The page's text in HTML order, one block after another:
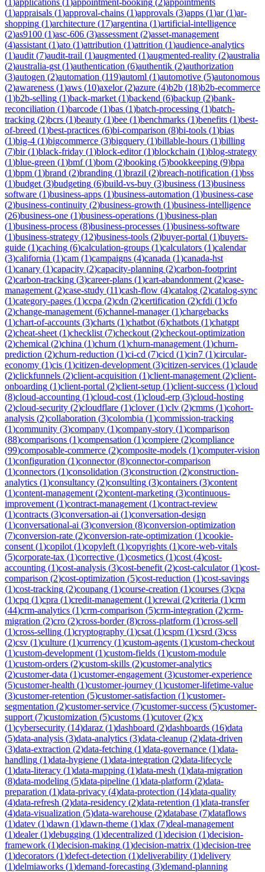
(1)appraisals (1)approval-chains (1)approvals (3)apps (1)ar(1)ar-
shopping (1)architecture (17)argentina (1)artificial-intelligence
(2)as9100 (1)asc-606 (3)assessment (2)asset-management
(4)assistant (1)ato (1)attribution (1)attrition (1)audience-analytics
(1)audit (7)audit-trail (1)augmented (1)augmented-reality (2)australia
(2)australia-gst (1)authentication (6)authentik (2)authorization
(3)autogen (2)automation (119)automl (1)automotive (5)autonomous
(2)awareness (1)aws (10)axelor(2)azure (4)b2b (18)b2b-ecommerce
(1)b2b-selling (1)back-market (1)backend (6)backup (2)bank-
reconciliation (1)barcode (1)bas (1)batch-processing (1)batch-
tracking (2)bcrs (1)beauty (1)bee (1)benchmarks (1)benefits (1)best-
of-breed (1)best-practices (6)bi-comparison (8)bi-tools (1)bias
(1)big-4 (1)bigcommerce (3)bigquery (1)billable-hours (1)billing
(7)bir(1)black-friday (1)block-editor(1)blockchain (1)blog-strategy
(1)blue-green (1)bmf(1)bom (2)booking (5)bookkeeping (9)bpa
(1)bpm (1)brand (2)branding (1)brazil (2)breach-notification (1)bss
(1)budget (3)budgeting (6)build-vs-buy (3)business (13)business
software (1)business-apps (1)business-automation (1)business-case
(2)business-continuity (2)business-growth (1)business-intelligence
(26)business-one (1)business-operations (1)business-plan
(1)business-process (8)business-processes (1)business-software
(1)business-strategy (12)business-tools (2)buyer-portal (1)buyers-
guide (1)caching (6)calculation-groups (1)calculators (1)calendar
(3)california (1)cam (1)campaigns (4)canada (1)canada-hst
(1)canary (1)capacity (2)capacity-planning (2)carbon-footprint
(2)carbon-tracking (3)career-plans (1)cart-abandonment (2)case-
management (2)case-study (11)cash-flow (4)catalog (2)catalog-sync
(1)category-pages (1)ccpa (2)cdn (2)certification (2)cfdi (1)cfo
(2)change-management (6)channel-manager(1)chargebacks
(1)chart-of-accounts (3)charts (1)chatbot (6)chatbots (1)chatgpt
(2)cheat-sheet (1)checklist (7)checkout (2)checkout-optimization
(2)chemical (2)china (1)churn (1)churn-management (1)churn-
prediction (2)churn-reduction (1)ci-cd (7)cicd (1)cin7 (1)circular-
economy (1)cis (1)citizen-development (3)citizen-services (1)claude
(2)clickfunnels (2)client-acquisition (1)client-management (2)client-
onboarding (1)client-portal (2)client-setup (1)client-success (1)cloud
(8)cloud-accounting (1)cloud-cost (1)cloud-erp (3)cloud-hosting
(2)cloud-security (2)cloudflare (1)clover(1)clv (2)cmms (1)cohort-
analysis (2)collaboration (3)colombia (1)commission-tracking
(1)community (3)company (1)company-story (1)comparison
(88)comparisons (1)compensation (1)compiere (2)compliance
(99)composable-commerce (2)composite-models (1)computer-vision
(1)configuration (1)connector(8)connector-comparison
(1)connectors (1)consolidation (3)construction (2)construction-
analytics (1)consultancy (2)consulting (3)containers (3)content
(1)content-management (2)content-marketing (3)continuous-
improvement (1)contract-management (1)contract-review
(1)contracts (3)conversation-ai (1)conversation-design
(1)conversational-ai (3)conversion (8)conversion-optimization
(7)conversion-rate (2)conversion-rate-optimization (1)cookie-
consent (1)copilot (1)copyleft (1)copyrights (1)core-web-vitals
(5)corporate-tax (1)corrective (1)cosmetics (1)cost (4)cost-
accounting (1)cost-analysis (3)cost-benefit (2)cost-calculator(1)cost-
comparison (2)cost-optimization (5)cost-reduction (1)cost-savings
(1)cost-tracking (2)coupang (1)course-creation (1)courses (3)cpa
(1)cpq (1)cpra (1)credit-management (1)crewai (2)criteria (1)crm
(44)crm-analytics (1)crm-comparison (5)crm-integration (2)crm-
migration (2)cro (2)cross-border(8)cross-platform (1)cross-sell
(1)cross-selling (1)cryptography (1)csat (1)cspm (1)csrd (3)css
(2)csv (1)culture (1)currency (1)custom-agents (1)custom-checkout
(1)custom-development (1)custom-fields (1)custom-module
(1)custom-orders (2)custom-skills (2)customer-analytics
(2)customer-data (1)customer-engagement (3)customer-experience
(5)customer-health (1)customer-journey (1)customer-lifetime-value
(3)customer-retention (5)customer-satisfaction (1)customer-
segmentation (2)customer-service (7)customer-success (5)customer-
support (7)customization (5)customs (1)cutover(2)cx
(1)cybersecurity (14)daraz (1)dashboard (2)dashboards (16)data
(5)data-analysis (3)data-analytics (3)data-cleanup (2)data-driven
(3)data-extraction (2)data-fetching (1)data-governance (1)data-
handling (1)data-hygiene (1)data-integration (2)data-lifecycle
(1)data-literacy (1)data-mapping (1)data-mesh (1)data-migration
(8)data-modeling (5)data-pipeline (1)data-platform (2)data-
preparation (1)data-privacy (4)data-protection (14)data-quality
(4)data-refresh (2)data-residency (2)data-retention (1)data-transfer
(4)data-visualization (5)data-warehouse (2)database (7)dataflows
(1)datev (1)dawn (1)dawn-theme (1)dax (7)deal-management
(1)dealer(1)debugging (1)decentralized (1)decision (1)decision-
framework (1)decision-making (1)decision-matrix (1)decision-tree
(1)decorators (1)defect-detection (1)deliverability (1)delivery
(1)delmiaworks (1)demand-forecasting (3)demand-planning